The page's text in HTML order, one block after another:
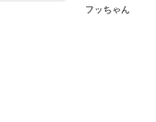
フッちゃん